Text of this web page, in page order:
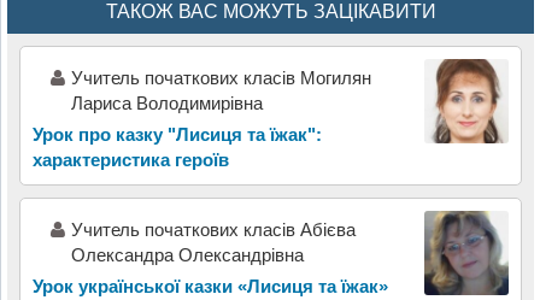
ТАКОЖ ВАС МОЖУТЬ ЗАЦІКАВИТИ
Учитель початкових класів Могилян
Лариса Володимирівна
Урок про казку "Лисиця та їжак":
характеристика героїв
Учитель початкових класів Абієва
Олександра Олександрівна
Урок української казки «Лисиця та їжак»